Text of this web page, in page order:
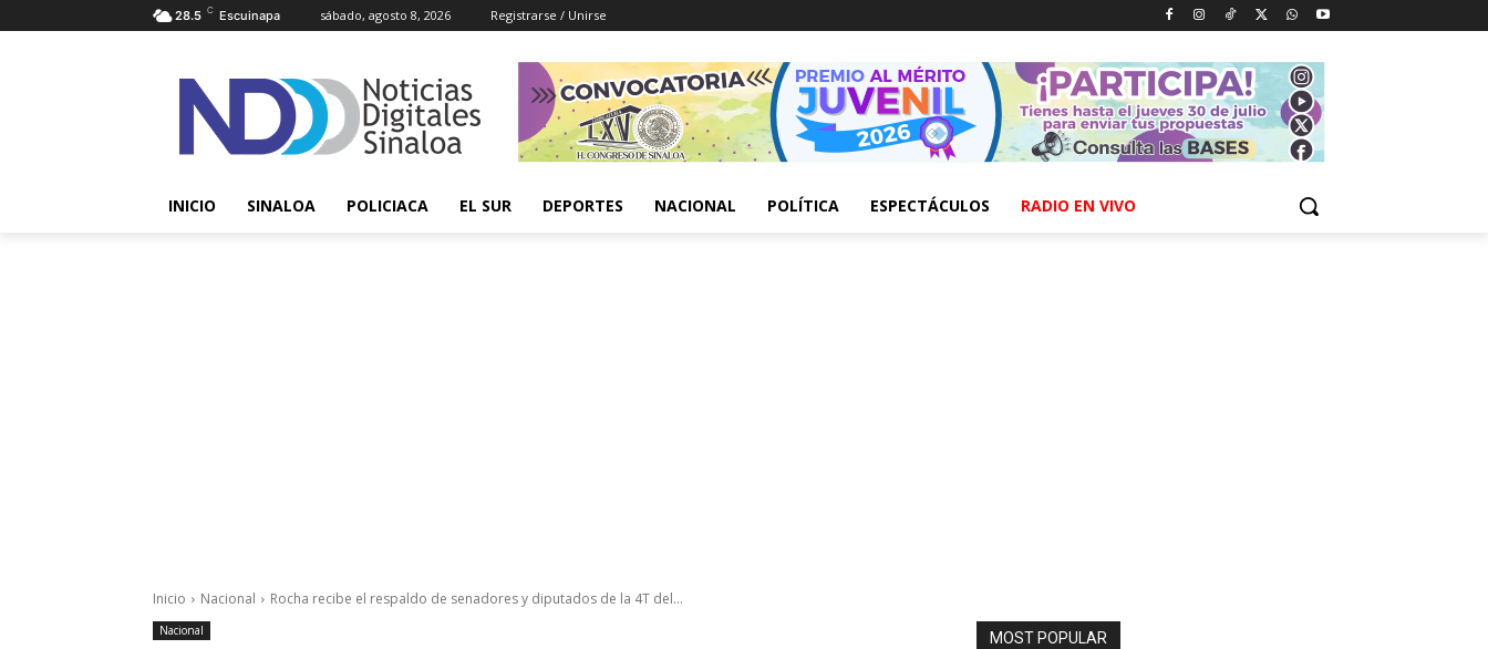
28.5 C Escuinapa sábado, agosto 8, 2026 Registrarse / Unirse
INICIO SINALOA POLICIACA EL SUR DEPORTES NACIONAL POLÍTICA ESPECTÁCULOS RADIO EN VIVO
Inicio Nacional Rocha recibe el respaldo de senadores y diputados de la 4T del...
Nacional MOST POPULAR